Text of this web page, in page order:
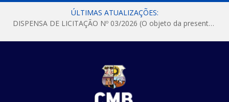
ÚLTIMAS ATUALIZAÇÕES:
DISPENSA DE LICITAÇÃO Nº 03/2026 (O objeto da presente dispensa é a escolha da proposta mais vantajosa para a aquisição, de aparelhos de ar condicionado, tipo Split, com material de instalação e fogão industrial, conforme condições, quantidades e exigências estabelecidas no termo de referencia e neste aviso de contratação direta e seus anexos)